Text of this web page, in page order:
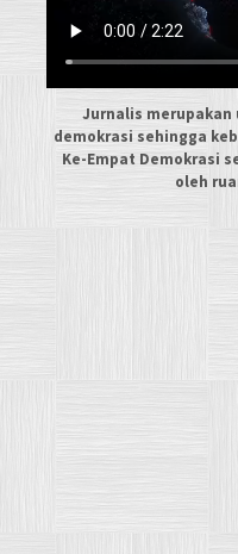
Jurnalis
demokrasi sehingga
Ke-Empat Demokrasi
oleh